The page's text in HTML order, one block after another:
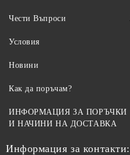
Чести Въпроси
Условия
Новини
Как да поръчам?
ИНФОРМАЦИЯ ЗА ПОРЪЧКИ
И НАЧИНИ НА ДОСТАВКА
Информация за контакти: